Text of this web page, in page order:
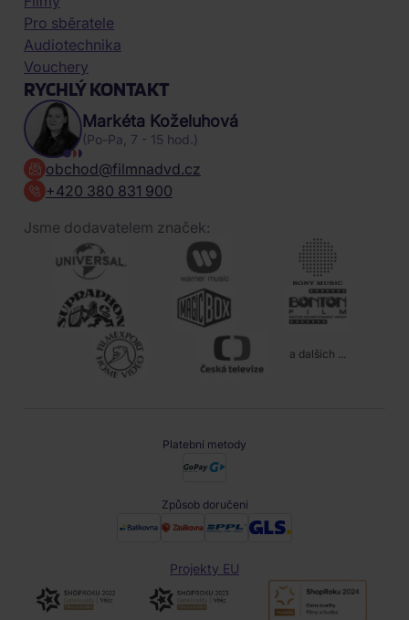
Pro sběratele
Audiotechnika
Vouchery
RYCHLÝ KONTAKT
Markéta Koželuhová
(Po-Pa, 7 - 15 hod.)
obchod@filmnadvd.cz
+420 380 831 900
Jsme dodavatelem značek:
a dalších ...
Platební metody
Způsob doručení
Projekty EU